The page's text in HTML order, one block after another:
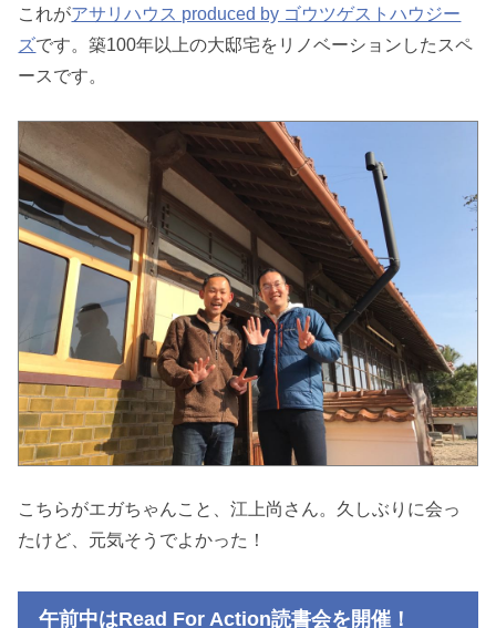
これがアサリハウス produced by ゴウツゲストハウジー
ズです。築100年以上の大邸宅をリノベーションしたスペ
ースです。
こちらがエガちゃんこと、江上尚さん。久しぶりに会っ
たけど、元気そうでよかった！
午前中はRead For Action読書会を開催！